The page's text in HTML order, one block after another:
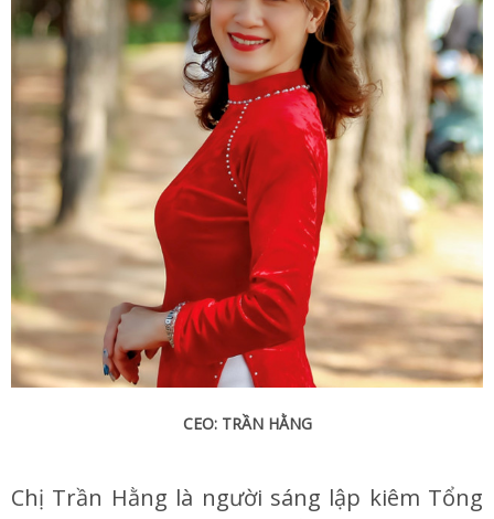
CEO: TRẦN HẰNG
Chị Trần Hằng là người sáng lập kiêm Tổng